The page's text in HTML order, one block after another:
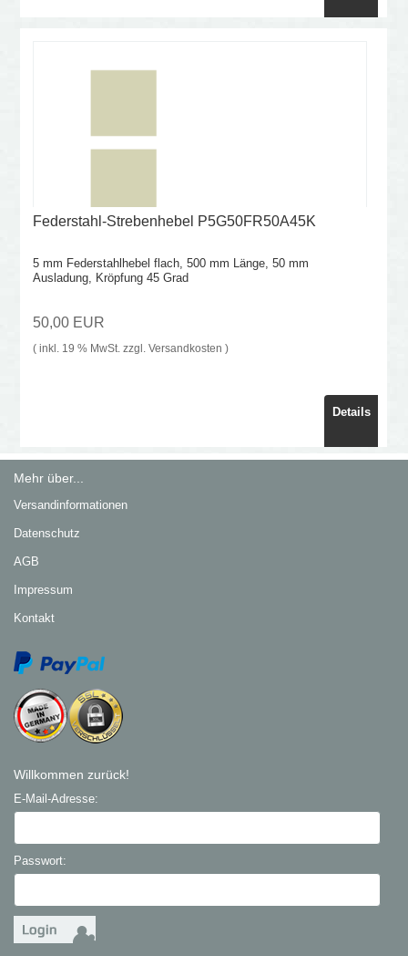
Federstahl-Strebenhebel P5G50FR50A45K
5 mm Federstahlhebel flach, 500 mm Länge, 50 mm
Ausladung, Kröpfung 45 Grad
50,00 EUR
( inkl. 19 % MwSt. zzgl. Versandkosten )
Details
Mehr über...
Versandinformationen
Datenschutz
AGB
Impressum
Kontakt
Willkommen zurück!
E-Mail-Adresse:
Passwort: